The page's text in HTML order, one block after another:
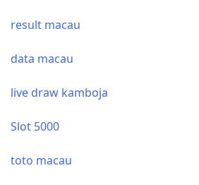
result macau
data macau
live draw kamboja
Slot 5000
toto macau